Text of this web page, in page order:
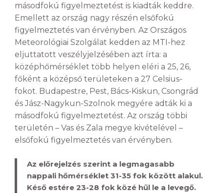
másodfokú figyelmeztetést is kiadták keddre.
Emellett az ország nagy részén elsőfokú
figyelmeztetés van érvényben. Az Országos
Meteorológiai Szolgálat kedden az MTI-hez
eljuttatott veszélyjelzésében azt írta: a
középhőmérséklet több helyen eléri a 25, 26,
főként a középső területeken a 27 Celsius-
fokot. Budapestre, Pest, Bács-Kiskun, Csongrád
és Jász-Nagykun-Szolnok megyére adták ki a
másodfokú figyelmeztetést. Az ország többi
területén – Vas és Zala megye kivételével –
elsőfokú figyelmeztetés van érvényben.
Az előrejelzés szerint a legmagasabb
nappali hőmérséklet 31-35 fok között alakul.
Késő estére 23-28 fok közé hűl le a levegő.